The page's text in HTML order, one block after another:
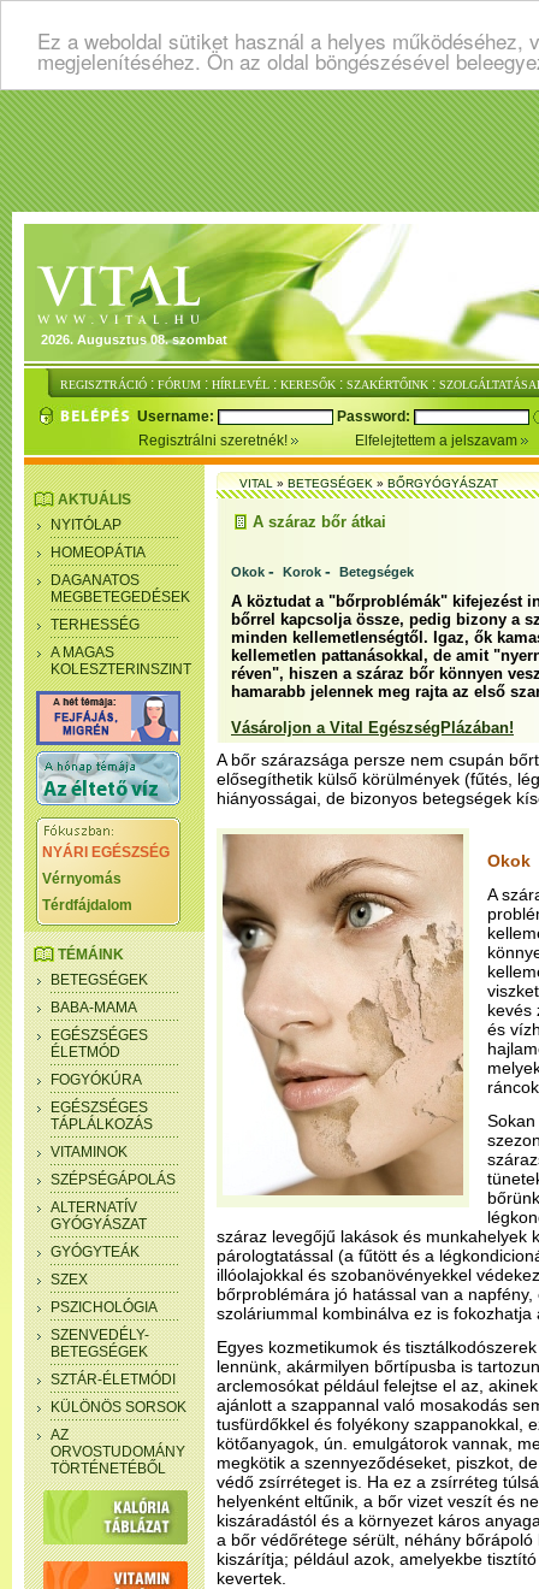
Ez a weboldal sütiket használ a helyes
megjelenítéséhez. Ön az oldal böngészésével
2026. Augusztus 08. szombat
REGISZTRÁCIÓ : FÓRUM : HÍRLEVÉL : KERESŐK : SZAKÉRTŐINK :
Username:
Password:
Regisztrálni szeretnék!
Elfelejtettem a jelszavam
AKTUÁLIS
NYITÓLAP
HOMEOPÁTIA
DAGANATOS
MEGBETEGEDÉSEK
TERHESSÉG
A MAGAS
KOLESZTERINSZINT
NYÁRI EGÉSZSÉG
Vérnyomás
Térdfájdalom
TÉMÁINK
BETEGSÉGEK
BABA-MAMA
EGÉSZSÉGES
ÉLETMÓD
FOGYÓKÚRA
EGÉSZSÉGES
TÁPLÁLKOZÁS
VITAMINOK
SZÉPSÉGÁPOLÁS
ALTERNATÍV
GYÓGYÁSZAT
GYÓGYTEÁK
SZEX
PSZICHOLÓGIA
SZENVEDÉLY-
BETEGSÉGEK
SZTÁR-ÉLETMÓDI
KÜLÖNÖS SORSOK
AZ
ORVOSTUDOMÁNY
TÖRTÉNETÉBŐL
VITAL»BETEGSÉGEK»BŐRGYÓGYÁSZAT
A száraz bőr átkai
Okok - Korok - Betegségek
A köztudat a "bőrproblémák" kifejezést
bőrrel kapcsolja össze, pedig bizony a
minden kellemetlenségtől. Igaz, ők
kellemetlen pattanásokkal, de amit
réven", hiszen a száraz bőr könnyen
hamarabb jelennek meg rajta az első
Vásároljon a Vital EgészségPlázában!
A bőr szárazsága persze nem csupán
elősegíthetik külső körülmények (fűtés,
hiányosságai, de bizonyos betegségek
Okok
A
kevés
és
száraz levegőjű lakások és munkahelyek
párologtatással (a fűtött és a
illóolajokkal és szobanövényekkel
bőrproblémára jó hatással van a
szoláriummal kombinálva ez is
Egyes kozmetikumok és
lennünk, akármilyen bőrtípusba is
arclemosókat például felejtse el az,
ajánlott a szappannal való mosakodás
tusfürdőkkel és folyékony szappanokkal,
kötőanyagok, ún. emulgátorok vannak,
megkötik a szennyeződéseket, piszkot,
védő zsírréteget is. Ha ez a zsírréteg
helyenként eltűnik, a bőr vizet veszít és
kiszáradástól és a környezet káros
a bőr védőrétege sérült, néhány
kiszárítja; például azok, amelyekbe
kevertek.